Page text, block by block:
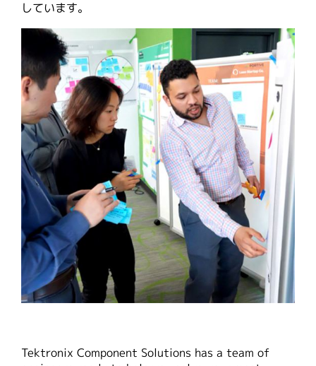
しています。
Tektronix Component Solutions has a team of